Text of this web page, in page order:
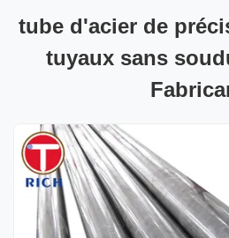
tube d'acier de
tuyaux sans